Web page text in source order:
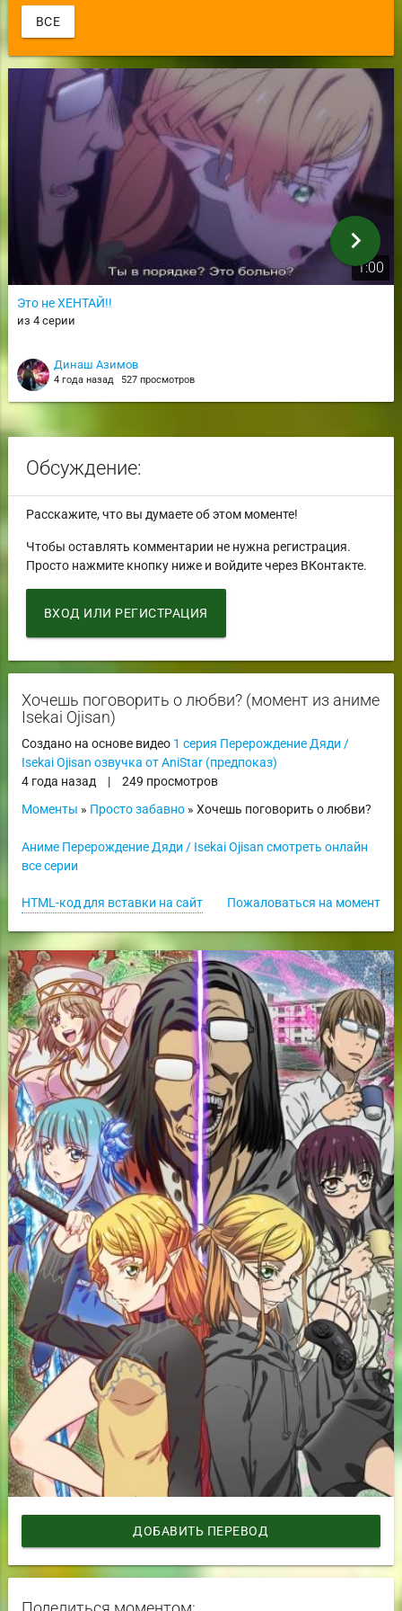
ВСЕ
1:00
Это не ХЕНТАЙ!!
из 4 серии
Динаш Азимов
4 года назад 527 просмотров
chevron_right
Обсуждение:
Расскажите, что вы думаете об этом моменте!
Чтобы оставлять комментарии не нужна регистрация.
Просто нажмите кнопку ниже и войдите через ВКонтакте.
ВХОД ИЛИ РЕГИСТРАЦИЯ
Хочешь поговорить о любви? (момент из аниме
Isekai Ojisan)
Создано на основе видео 1 серия Перерождение Дяди /
Isekai Ojisan озвучка от AniStar (предпоказ)
4 года назад
|
249 просмотров
Моменты » Просто забавно» Хочешь поговорить о любви?
Аниме Перерождение Дяди / Isekai Ojisan смотреть онлайн
все серии
Пожаловаться на момент
HTML-код для вставки на сайт
ДОБАВИТЬ ПЕРЕВОД